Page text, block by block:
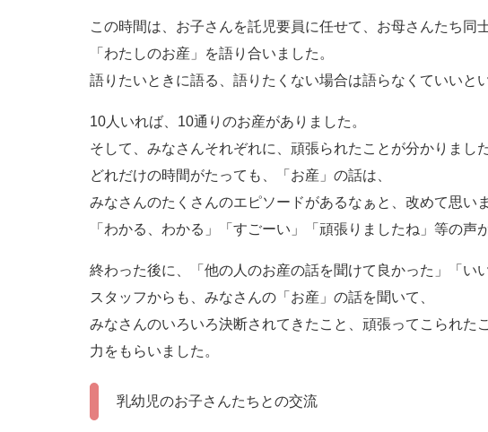
この時間は、お子さんを託児要員に任せて、お母さんたち同
「わたしのお産」を語り合いました。
語りたいときに語る、語りたくない場合は語らなくていいと
10人いれば、10通りのお産がありました。
そして、みなさんそれぞれに、頑張られたことが分かりました
どれだけの時間がたっても、「お産」の話は、
みなさんのたくさんのエピソードがあるなぁと、改めて思いま
「わかる、わかる」「すごーい」「頑張りましたね」等の声
終わった後に、「他の人のお産の話を聞けて良かった」「い
スタッフからも、みなさんの「お産」の話を聞いて、
みなさんのいろいろ決断されてきたこと、頑張ってこられた
力をもらいました。
乳幼児のお子さんたちとの交流